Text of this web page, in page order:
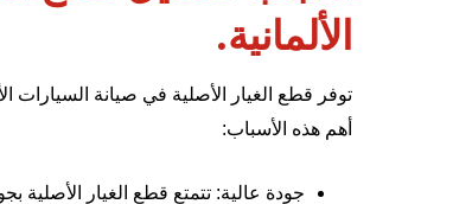
الألمانية.
توفر قطع الغيار الأصلية في صيانة السيارات
أهم هذه الأسباب:
جودة عالية: تتمتع قطع الغيار